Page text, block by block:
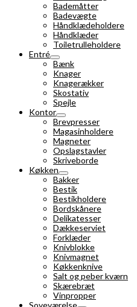
Bademåtter
Badevægte
Håndklædeholdere
Håndklæder
Toiletrulleholdere
Entré
Bænk
Knager
Knagerækker
Skostativ
Spejle
Kontor
Brevpresser
Magasinholdere
Magneter
Opslagstavler
Skriveborde
Køkken
Bakker
Bestik
Bestikholdere
Bordskånere
Delikatesser
Dækkeserviet
Forklæder
Knivblokke
Knivmagnet
Køkkenknive
Salt og peber kværn
Skærebræt
Vinpropper
Soveværelse